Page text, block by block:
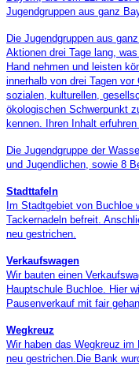
Jugendgruppen aus ganz
Die Jugendgruppen aus
Aktionen drei Tage lang,
Hand nehmen und leisten
innerhalb von drei Tagen
sozialen, kulturellen,
ökologischen Schwerpunkt
kennen. Ihren Inhalt
Die Jugendgruppe der
und Jugendlichen, sowie 8
Stadttafeln
Im Stadtgebiet von Buchloe
Tackernadeln befreit.
neu gestrichen.
Verkaufswagen
Wir bauten einen
Hauptschule Buchloe. Hier
Pausenverkauf mit fair
Wegkreuz
Wir haben das Wegkreuz im
neu gestrichen.Die Bank